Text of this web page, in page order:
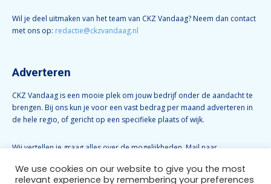
Wil je deel uitmaken van het team van CKZ Vandaag? Neem dan contact
met ons op: redactie@ckzvandaag.nl
Adverteren
CKZ Vandaag is een mooie plek om jouw bedrijf onder de aandacht te
brengen. Bij ons kun je voor een vast bedrag per maand adverteren in
de hele regio, of gericht op een specifieke plaats of wijk.
Wij vertellen je graag alles over de mogelijkheden. Mail naar
We use cookies on our website to give you the most
relevant experience by remembering your preferences